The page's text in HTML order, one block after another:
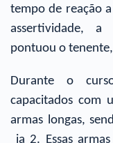
tempo de reação
assertividade, a
pontuou o
Durante o
capacitados com
armas longas,
ia 2. Essas